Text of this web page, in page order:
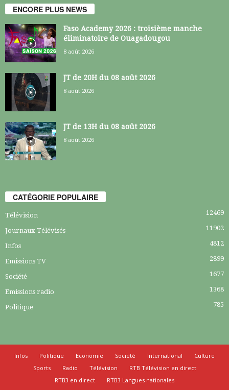
ENCORE PLUS NEWS
Faso Academy 2026 : troisième manche
éliminatoire de Ouagadougou
8 août 2026
JT de 20H du 08 août 2026
8 août 2026
JT de 13H du 08 août 2026
8 août 2026
CATÉGORIE POPULAIRE
Télévision 12469
Journaux Télévisés 11902
Infos 4812
Emissions TV 2899
Société 1677
Emissions radio 1368
Politique 785
Infos Politique Economie Société International
Culture
Sports
Radio Télévision
RTB Télévision en direct
RTB3 en direct
RTB3 Langues nationales